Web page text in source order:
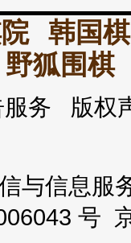
韩国
野狐围棋
服务 版
与信息
号